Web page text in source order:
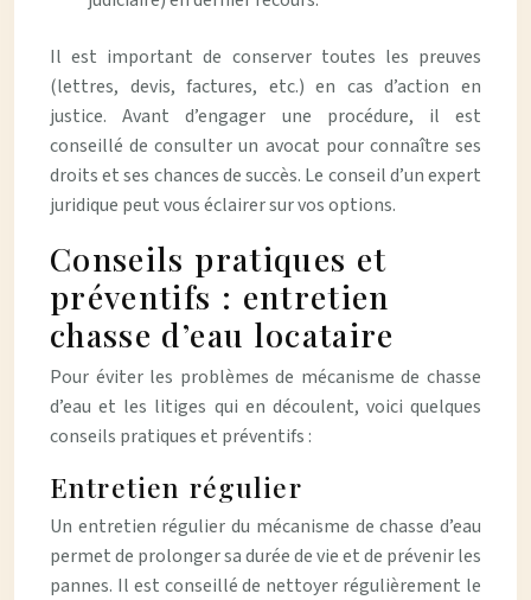
Il est important de conserver toutes les preuves
(lettres, devis, factures, etc.) en cas d’action en
justice. Avant d’engager une procédure, il est
conseillé de consulter un avocat pour connaître ses
droits et ses chances de succès. Le conseil d’un expert
juridique peut vous éclairer sur vos options.
Conseils pratiques et
préventifs : entretien
chasse d’eau locataire
Pour éviter les problèmes de mécanisme de chasse
d’eau et les litiges qui en découlent, voici quelques
conseils pratiques et préventifs :
Entretien régulier
Un entretien régulier du mécanisme de chasse d’eau
permet de prolonger sa durée de vie et de prévenir les
pannes. Il est conseillé de nettoyer régulièrement le